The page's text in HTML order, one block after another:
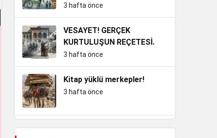
Siyasetine: Yakıştı mı İnan
Bey?
3 hafta önce
VESAYET! GERÇEK
KURTULUŞUN REÇETESİ.
3 hafta önce
Kitap yüklü merkepler!
3 hafta önce